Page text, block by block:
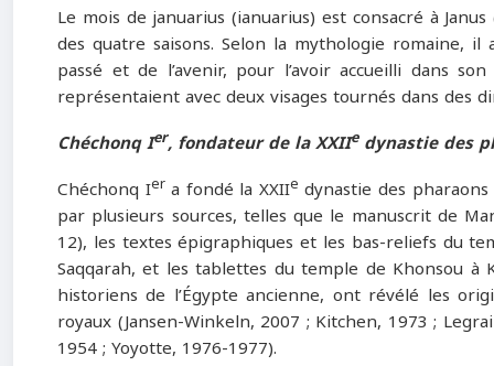
Le mois de januarius (ianuarius) est consacré à
des quatre saisons. Selon la mythologie romaine,
passé et de l’avenir, pour l’avoir accueilli dans
représentaient avec deux visages tournés dans des
Chéchonq Ier, fondateur de la XXIIedynastie des
Chéchonq Iera fondé la XXIIe dynastie des
par plusieurs sources, telles que le manuscrit de
12), les textes épigraphiques et les bas-reliefs du
Saqqarah, et les tablettes du temple de Khonsou à
historiens de l’Égypte ancienne, ont révélé les
royaux (Jansen-Winkeln, 2007 ; Kitchen, 1973 ;
1954 ; Yoyotte, 1976-1977).